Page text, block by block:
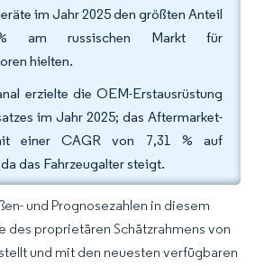
im Jahr 2025 den größten Anteil
am russischen Markt für
hielten.
erzielte die OEM-Erstausrüstung
im Jahr 2025; das Aftermarket-
einer CAGR von 7,31 % auf
das Fahrzeugalter steigt.
und Prognosezahlen in diesem
des proprietären Schätzrahmens von
und mit den neuesten verfügbaren